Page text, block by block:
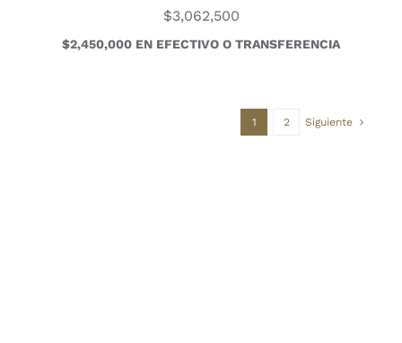
$3,062,500
$2,450,000 EN EFECTIVO O TRANSFERENCIA
1 2 Siguiente